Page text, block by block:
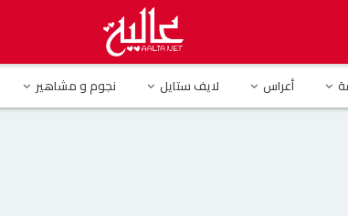
أعراس لايف ستايل نجوم و مشاهير
الشربيني متأثرة بإصابتها بكورونا